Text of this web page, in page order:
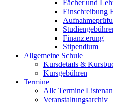
Fächer und
Einschreibung
Finanzierung
Stipendium
Allgemeine Schule
Kursdetails &
Kursgebühren
Termine
Alle Termine
Veranstaltungsarchiv